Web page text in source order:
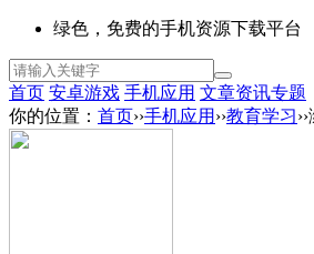
绿色，免费的手机资源下载平台
首页 安卓游戏 手机应用 文章资讯专题
你的位置： 首页››手机应用 ››教育学习